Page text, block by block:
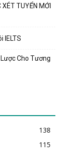
XÉT TUYỂN MỚI
IELTS
Cho Tương
138
115